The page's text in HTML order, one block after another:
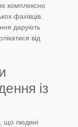
комплексно
фахівців.
дарують
від
із
що людині